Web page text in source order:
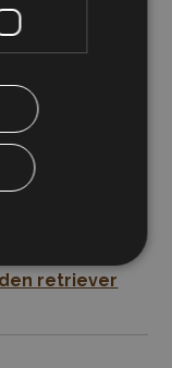
di questi
retriever